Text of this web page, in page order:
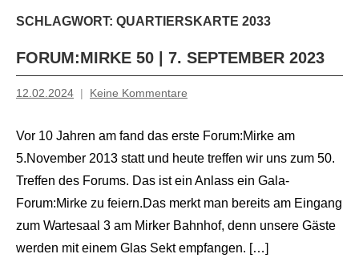
SCHLAGWORT: QUARTIERSKARTE 2033
FORUM:MIRKE 50 | 7. SEPTEMBER 2023
12.02.2024
Inge
Keine Kommentare
Vor 10 Jahren am fand das erste Forum:Mirke am
5.November 2013 statt und heute treffen wir uns zum 50.
Treffen des Forums. Das ist ein Anlass ein Gala-
Forum:Mirke zu feiern.Das merkt man bereits am Eingang
zum Wartesaal 3 am Mirker Bahnhof, denn unsere Gäste
werden mit einem Glas Sekt empfangen. […]